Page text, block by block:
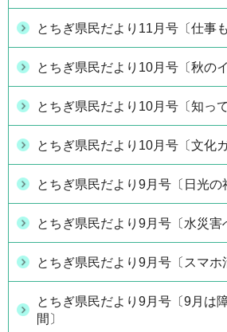
とちぎ県民だより11月号〔仕事
とちぎ県民だより10月号〔秋の
とちぎ県民だより10月号〔知っ
とちぎ県民だより10月号〔文化ガ
とちぎ県民だより9月号〔日光の
とちぎ県民だより9月号〔水災害
とちぎ県民だより9月号〔スマホ
とちぎ県民だより9月号〔9月は
間〕